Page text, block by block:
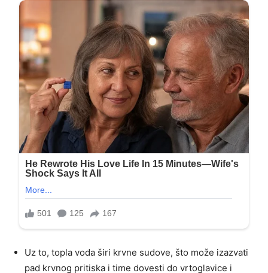
Uz to, topla voda širi krvne sudove, što može izazvati
pad krvnog pritiska i time dovesti do vrtoglavice i